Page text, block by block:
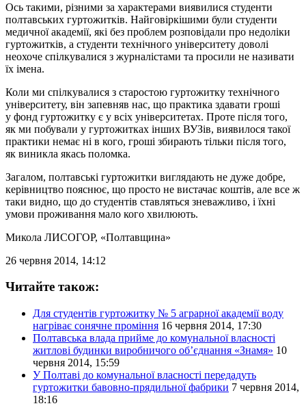
Ось такими, різними за характерами виявилися студенти
полтавських гуртожитків. Найговіркішими були студенти
медичної академії, які без проблем розповідали про недоліки
гуртожитків, а студенти технічного університету доволі
неохоче спілкувалися з журналістами та просили не називати
їх імена.
Коли ми спілкувалися з старостою гуртожитку технічного
університету, він запевняв нас, що практика здавати гроші
у фонд гуртожитку є у всіх університетах. Проте після того,
як ми побували у гуртожитках інших ВУЗів, виявилося такої
практики немає ні в кого, гроші збирають тільки після того,
як виникла якась поломка.
Загалом, полтавські гуртожитки виглядають не дуже добре,
керівництво пояснює, що просто не вистачає коштів, але все ж
таки видно, що до студентів ставляться зневажливо, і їхні
умови проживання мало кого хвилюють.
Микола ЛИСОГОР, «Полтавщина»
26 червня 2014, 14:12
Читайте також:
Для студентів гуртожитку № 5 аграрної академії воду
нагріває сонячне проміння 16 червня 2014, 17:30
Полтавська влада прийме до комунальної власності
житлові будинки виробничого об’єднання «Знамя» 10
червня 2014, 15:59
У Полтаві до комунальної власності передадуть
гуртожитки бавовно-прядильної фабрики 7 червня 2014,
18:16